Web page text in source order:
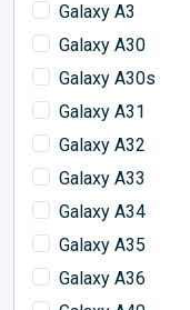
Galaxy A3
Galaxy A30
Galaxy A30s
Galaxy A31
Galaxy A32
Galaxy A33
Galaxy A34
Galaxy A35
Galaxy A36